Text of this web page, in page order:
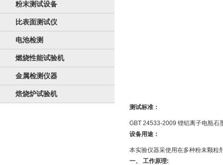
粉末测试设备
比表面测试仪
电池检测
燃烧性能试验机
金属检测仪器
焙烧炉试验机
测试标准：
GBT 24533-2009 锂铝离子电瓶石
设备用途：
本实验仪器采使用在多种粉未颗粒
一、 工作原理: